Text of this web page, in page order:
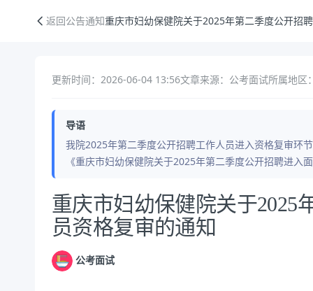
返回公告通知重庆市妇幼保健院关于2025年第二季度公开招
更新时间：2026-06-04 13:56文章来源：公考面试所属地区
导语
我院2025年第二季度公开招聘工作人员进入资格复审环
《重庆市妇幼保健院关于2025年第二季度公开招聘进入
公告正文
重庆市妇幼保健院关于2025
员资格复审的通知
公考面试